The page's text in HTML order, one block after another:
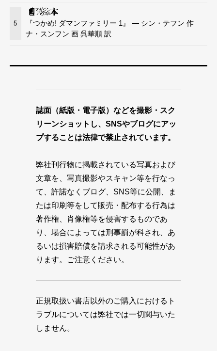
5
『つかめ! ダマンファミリー 1』 — シン・テフン 作
ナ・スンフン 画 呉華順 訳
誌面（紙版・電子版）などを撮影・スク
リーンショットし、SNSやブログにアッ
プすることは法律で禁止されています。
弊社刊行物に掲載されている写真および
文章を、写真撮影やスキャン等を行なっ
て、許諾なくブログ、SNS等に公開、ま
たは印刷等をして販売・配布する行為は
著作権、肖像権等を侵害するものであ
り、場合によっては刑事罰が科され、あ
るいは損害賠償を請求される可能性があ
ります。ご注意ください。
正規取扱い書店以外のご購入におけるト
ラブルについては弊社では一切関与いた
しません。